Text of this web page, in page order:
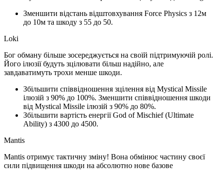
Зменшити відстань відштовхування Force Physics з 12м
до 10м та шкоду з 55 до 50.
Loki
Бог обману більше зосереджується на своїй підтримуючій ролі.
Його ілюзії будуть зцілювати більш надійно, але
завдаватимуть трохи менше шкоди.
Збільшити співвідношення зцілення від Mystical Missile
ілюзій з 90% до 100%. Зменшити співвідношення шкоди
від Mystical Missile ілюзій з 90% до 80%.
Збільшити вартість енергії God of Mischief (Ultimate
Ability) з 4300 до 4500.
Mantis
Mantis отримує тактичну зміну! Вона обмінює частину своєї
сили підвищення шкоди на абсолютно нове базове